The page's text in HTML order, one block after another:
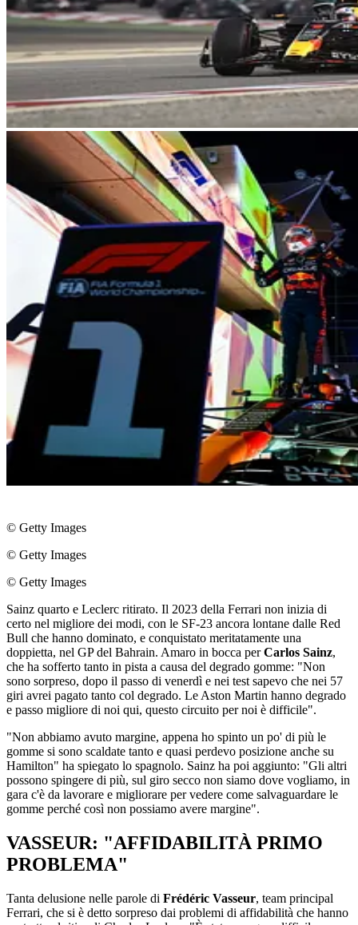
© Getty Images
© Getty Images
© Getty Images
Sainz quarto e Leclerc ritirato. Il 2023 della Ferrari non inizia di
certo nel migliore dei modi, con le SF-23 ancora lontane dalle Red
Bull che hanno dominato, e conquistato meritatamente una
doppietta, nel GP del Bahrain. Amaro in bocca perCarlos Sainz,
che ha sofferto tanto in pista a causa del degrado gomme: "Non
sono sorpreso, dopo il passo di venerdì e nei test sapevo che nei 57
giri avrei pagato tanto col degrado. Le Aston Martin hanno degrado
e passo migliore di noi qui, questo circuito per noi è difficile".
"Non abbiamo avuto margine, appena ho spinto un po' di più le
gomme si sono scaldate tanto e quasi perdevo posizione anche su
Hamilton" ha spiegato lo spagnolo. Sainz ha poi aggiunto: "Gli altri
possono spingere di più, sul giro secco non siamo dove vogliamo, in
gara c'è da lavorare e migliorare per vedere come salvaguardare le
gomme perché così non possiamo avere margine".
VASSEUR: "AFFIDABILITÀ PRIMO
PROBLEMA"
Tanta delusione nelle parole di Frédéric Vasseur, team principal
Ferrari, che si è detto sorpreso dai problemi di affidabilità che hanno